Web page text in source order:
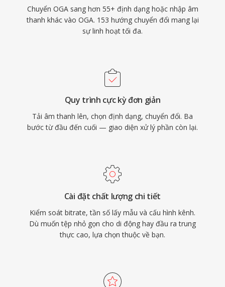
Chuyển OGA sang hơn 55+ định dạng hoặc nhập âm
thanh khác vào OGA. 153 hướng chuyển đổi mang lại
sự linh hoạt tối đa.
Quy trình cực kỳ đơn giản
Tải âm thanh lên, chọn định dạng, chuyển đổi. Ba
bước từ đầu đến cuối — giao diện xử lý phần còn lại.
Cài đặt chất lượng chi tiết
Kiểm soát bitrate, tần số lấy mẫu và cấu hình kênh.
Dù muốn tệp nhỏ gọn cho di động hay đầu ra trung
thực cao, lựa chọn thuộc về bạn.